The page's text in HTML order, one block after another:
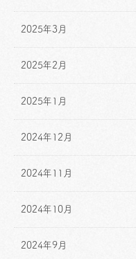
2025年3月
2025年2月
2025年1月
2024年12月
2024年11月
2024年10月
2024年9月